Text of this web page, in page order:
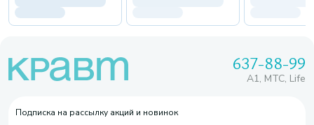
637-88-99
A1, МТС, Life
Подписка на рассылку акций и новинок